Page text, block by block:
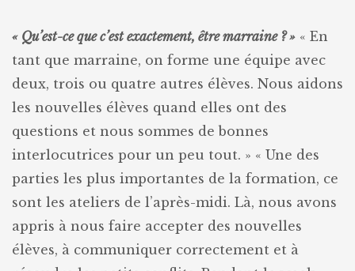
« Qu’est-ce que c’est exactement, être marraine ? » « En
tant que marraine, on forme une équipe avec
deux, trois ou quatre autres élèves. Nous aidons
les nouvelles élèves quand elles ont des
questions et nous sommes de bonnes
interlocutrices pour un peu tout. » « Une des
parties les plus importantes de la formation, ce
sont les ateliers de l’après-midi. Là, nous avons
appris à nous faire accepter des nouvelles
élèves, à communiquer correctement et à